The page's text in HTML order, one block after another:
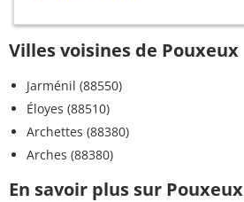
Villes voisines de Pouxeux
Jarménil (88550)
Éloyes (88510)
Archettes (88380)
Arches (88380)
En savoir plus sur Pouxeux